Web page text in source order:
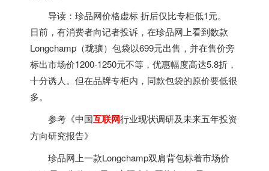
导读：珍品网价格虚标 折后仅比专柜低1元。
日前，有消费者向记者投诉，在珍品网上看到数款
Longchamp（珑骧）包袋以699元出售，并在售价旁
标出市场价1200-1250元不等，优惠幅度高达5.8折，
十分诱人。但在品牌专柜内，同款包袋的原价要低很
多。
参考《中国互联网行业现状调研及未来五年投资
方向研究报告》
珍品网上一款Longchamp双肩背包标着市场价